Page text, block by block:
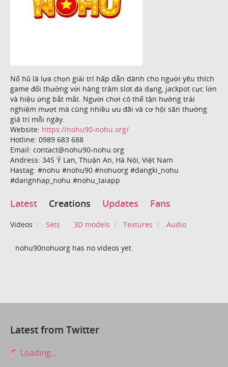
Nổ hũ là lựa chọn giải trí hấp dẫn dành cho người yêu thích
game đổi thưởng với hàng trăm slot đa dạng, jackpot cực lớn
và hiệu ứng bắt mắt. Người chơi có thể tận hưởng trải
nghiệm mượt mà cùng nhiều ưu đãi và cơ hội săn thưởng
giá trị mỗi ngày.
Website: https://nohu90-nohu.org/
Hotline: 0989 683 688
Email: contact@nohu90-nohu.org
Andress: 345 Ỷ Lan, Thuận An, Hà Nội, Việt Nam
Hastag: #nohu #nohu90 #nohuorg #dangki_nohu
#dangnhap_nohu #nohu_taiapp
Latest Creations Updates Fans
Videos Sets 3D models Textures Audio
nohu90nohuorg has no videos yet.
Latest from Twitter
Loading...